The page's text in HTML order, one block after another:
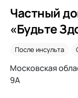
Частный
«Будьте
После инсульта
Московская
9А